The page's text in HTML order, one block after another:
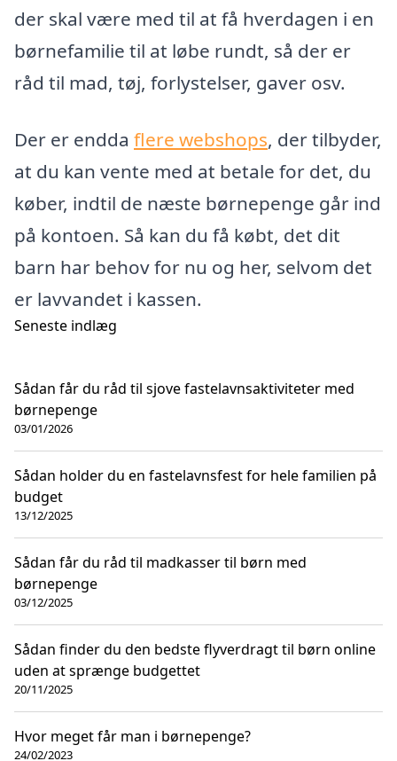
der skal være med til at få hverdagen i en
børnefamilie til at løbe rundt, så der er
råd til mad, tøj, forlystelser, gaver osv.
Der er endda flere webshops, der tilbyder,
at du kan vente med at betale for det, du
køber, indtil de næste børnepenge går ind
på kontoen. Så kan du få købt, det dit
barn har behov for nu og her, selvom det
er lavvandet i kassen.
Seneste indlæg
Sådan får du råd til sjove fastelavnsaktiviteter med
børnepenge
03/01/2026
Sådan holder du en fastelavnsfest for hele familien på
budget
13/12/2025
Sådan får du råd til madkasser til børn med
børnepenge
03/12/2025
Sådan finder du den bedste flyverdragt til børn online
uden at sprænge budgettet
20/11/2025
Hvor meget får man i børnepenge?
24/02/2023